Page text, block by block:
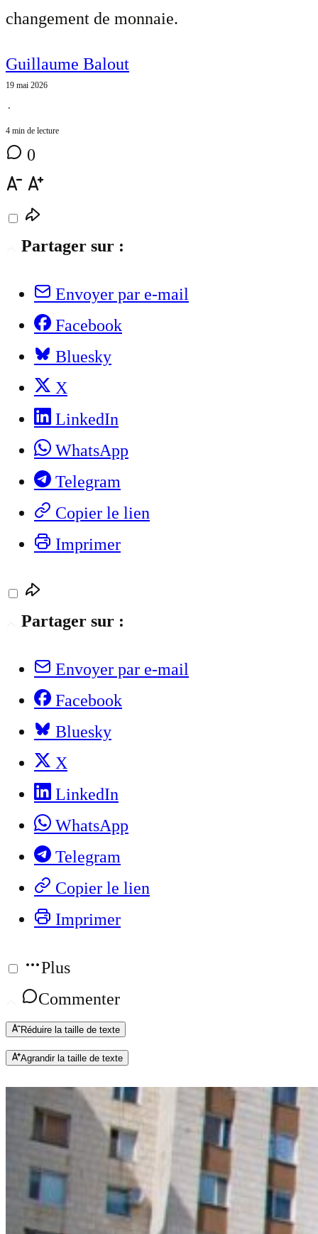
changement de monnaie.
Guillaume Balout
19 mai 2026
⋅
4 min de lecture
0
Partager sur :
Envoyer par e-mail
Facebook
Bluesky
X
LinkedIn
WhatsApp
Telegram
Copier le lien
Imprimer
Partager sur :
Envoyer par e-mail
Facebook
Bluesky
X
LinkedIn
WhatsApp
Telegram
Copier le lien
Imprimer
Plus
Commenter
Réduire la taille de texte
Agrandir la taille de texte